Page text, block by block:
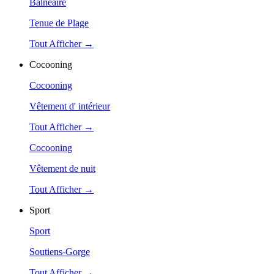
Tenue de Plage
Tout Afficher →
Cocooning
Cocooning
Vêtement d' intérieur
Tout Afficher →
Cocooning
Vêtement de nuit
Tout Afficher →
Sport
Sport
Soutiens-Gorge